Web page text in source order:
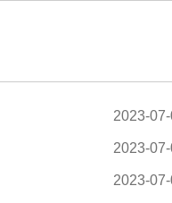
2023-
2023-
2023-